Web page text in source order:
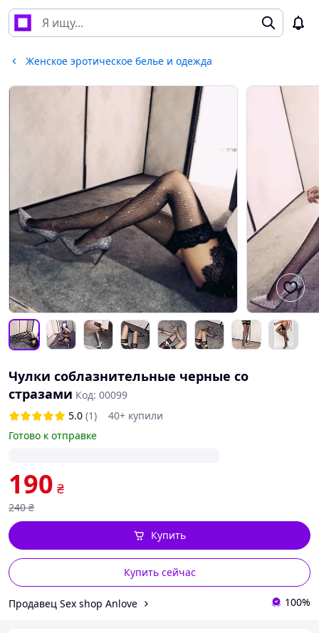
Женское эротическое белье и одежда
Чулки соблазнительные черные со
стразами Код: 00099
5.0 (1)
40+ купили
Готово к отправке
190 ₴
240 ₴
Купить сейчас
Купить
Продавец Sex shop Anlove 100%